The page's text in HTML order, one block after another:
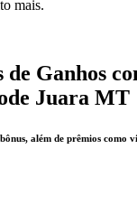
mais.
Ganhos
Juara MT
além de prêmios como